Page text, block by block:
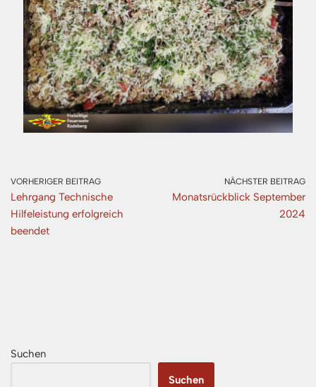
VORHERIGER BEITRAG
Lehrgang Technische
Hilfeleistung erfolgreich
beendet
NÄCHSTER BEITRAG
Monatsrückblick September
2024
Suchen
Suchen